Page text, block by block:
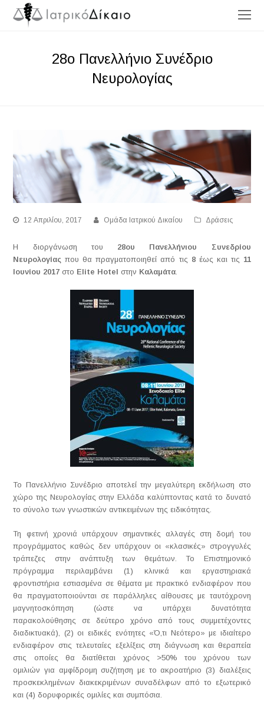
28ο Πανελλήνιο Συνέδριο
Νευρολογίας
12 Απριλίου, 2017 Ομάδα Ιατρικού Δικαίου Δράσεις
Η διοργάνωση του 28ου Πανελλήνιου Συνεδρίου
Νευρολογίαςπου θα πραγματοποιηθεί από τις 8 έως και τις 11
Ιουνίου 2017 στο Elite Hotel στην Καλαμάτα.
Το Πανελλήνιο Συνέδριο αποτελεί την μεγαλύτερη εκδήλωση στο
χώρο της Νευρολογίας στην Ελλάδα καλύπτοντας κατά το δυνατό
το σύνολο των γνωστικών αντικειμένων της ειδικότητας.
Τη φετινή χρονιά υπάρχουν σημαντικές αλλαγές στη δομή του
προγράμματος καθώς δεν υπάρχουν οι «κλασικές» στρογγυλές
τράπεζες στην ανάπτυξη των θεμάτων. Το Επιστημονικό
πρόγραμμα περιλαμβάνει (1) κλινικά και εργαστηριακά
φροντιστήρια εστιασμένα σε θέματα με πρακτικό ενδιαφέρον που
θα πραγματοποιούνται σε παράλληλες αίθουσες με ταυτόχρονη
μαγνητοσκόπηση (ώστε να υπάρχει δυνατότητα
παρακολούθησης σε δεύτερο χρόνο από τους συμμετέχοντες
διαδικτυακά), (2) οι ειδικές ενότητες «Ό,τι Νεότερο» με ιδιαίτερο
ενδιαφέρον στις τελευταίες εξελίξεις στη διάγνωση και θεραπεία
στις οποίες θα διατίθεται χρόνος >50% του χρόνου των
ομιλιών για αμφίδρομη συζήτηση με το ακροατήριο (3) διαλέξεις
προσκεκλημένων διακεκριμένων συναδέλφων από το εξωτερικό
και (4) δορυφορικές ομιλίες και συμπόσια.